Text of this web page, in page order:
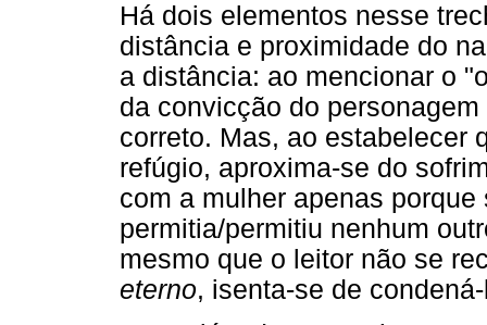
Há dois elementos nesse
distância e proximidade do
a distância: ao mencionar o
da convicção do
correto. Mas, ao estabelecer
refúgio, aproxima-se do
com a mulher apenas
permitia/permitiu nenhum
mesmo que o leitor não se
eterno, isenta-se de